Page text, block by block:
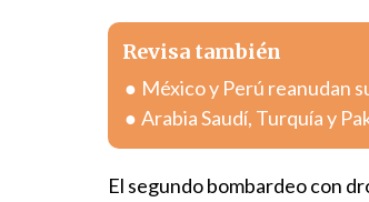
Revisa también
México y Perú reanudan
Arabia Saudí, Turquía y
El segundo bombardeo con